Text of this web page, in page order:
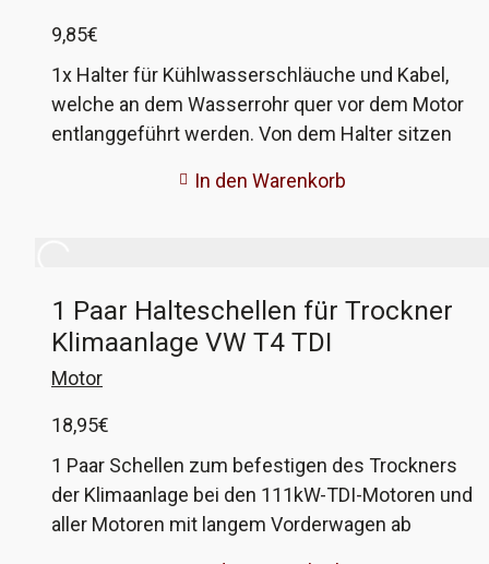
eure Fahrgestellnummer und wir helfen euch.
Der Einbau sollte durch einen Fachwerkstatt
erfolgen. Es muss der Trockner mitgewechselt
und die Anlage gespült werden, damit eure
passenden Trockner könnt ihr auch hier
9,85€
1x Halter für Kühlwasserschläuche und Kabel,
welche an dem Wasserrohr quer vor dem Motor
entlanggeführt werden. Von dem Halter sitzen
einfach auf das Rohr geklipst und durch die
Motor verlaufen. Dieser Nachbau wird im 3D-
Druckverfahren hergestellt und ist nahezu
identisch zum Original. Die VW
In den Warenkorb
1 Paar Halteschellen für Trockner
Klimaanlage VW T4 TDI
Motor
18,95€
1 Paar Schellen zum befestigen des Trockners
der Klimaanlage bei den 111kW-TDI-Motoren und
aller Motoren mit langem Vorderwagen ab